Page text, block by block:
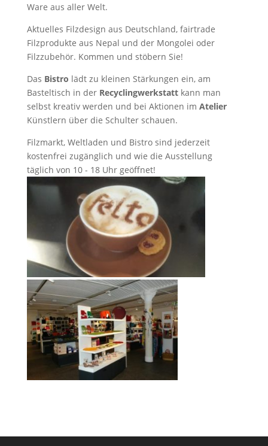
Ware aus aller Welt.
Aktuelles Filzdesign aus Deutschland, fairtrade
Filzprodukte aus Nepal und der Mongolei oder
Filzzubehör. Kommen und stöbern Sie!
Das Bistro lädt zu kleinen Stärkungen ein, am
Basteltisch in der Recyclingwerkstatt kann man
selbst kreativ werden und bei Aktionen im Atelier
Künstlern über die Schulter schauen.
Filzmarkt, Weltladen und Bistro sind jederzeit
kostenfrei zugänglich und wie die Ausstellung
täglich von 10 - 18 Uhr geöffnet!